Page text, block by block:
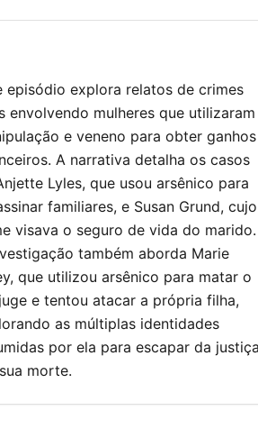
darkest deeds, True Crime
through every corner of
consciousness. This isn't
another true crime
it's a forensic science
expedition into the
serial killers, unsolved
mysteries, and the haunting
crime scenes that transform
ordinary communities into
epicenters of horror. Each
episode dissolves the
investigator, drawing you
episódio explora relatos de crimes
envolvendo mulheres que utilizaram
e veneno para obter ganhos
A narrativa detalha os casos
Lyles, que usou arsênico para
familiares, e Susan Grund, cujo
visava o seguro de vida do marido.
também aborda Marie
que utilizou arsênico para matar o
e tentou atacar a própria filha,
as múltiplas identidades
por ela para escapar da justiça
morte.